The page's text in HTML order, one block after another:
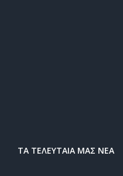
ΤΑ ΤΕΛΕΥΤΑΙΑ ΜΑΣ ΝΕΑ